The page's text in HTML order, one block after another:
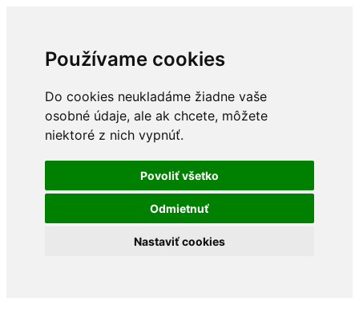
Používame cookies
Do cookies neukladáme žiadne vaše
osobné údaje, ale ak chcete, môžete
niektoré z nich vypnúť.
Povoliť všetko
Odmietnuť
Nastaviť cookies